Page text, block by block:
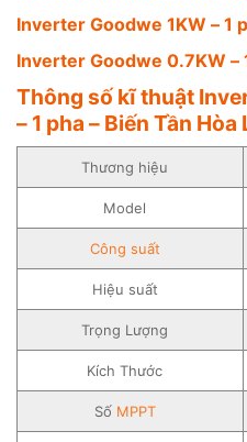
Inverter Goodwe 1KW – 1
Inverter Goodwe 0.7KW –
Thông số kĩ thuật
– 1 pha – Biến Tần
Thương hiệu
Model
Công suất
Hiệu suất
Trọng Lượng
Kích Thước
Số MPPT